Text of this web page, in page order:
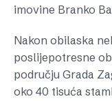
imovine Branko
Nakon obilaska
poslijepotresne
području Grada
oko 40 tisuća